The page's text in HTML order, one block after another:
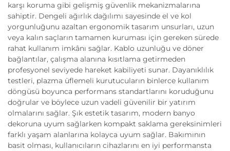
karşı koruma gibi gelişmiş güvenlik mekanizmalarına
sahiptir. Dengeli ağırlık dağılımı sayesinde el ve kol
yorgunluğunu azaltan ergonomik tasarım unsurları, uzun
veya kalın saçların tamamen kuruması için gereken sürede
rahat kullanım imkânı sağlar. Kablo uzunluğu ve döner
bağlantılar, çalışma alanına kısıtlama getirmeden
profesyonel seviyede hareket kabiliyeti sunar. Dayanıklılık
testleri, plazma üflemeli kurutucuların binlerce kullanım
döngüsü boyunca performans standartlarını koruduğunu
doğrular ve böylece uzun vadeli güvenilir bir yatırım
olmalarını sağlar. Şık estetik tasarım, modern banyo
dekoruna uyum sağlarken kompakt saklama gereksinimleri
farklı yaşam alanlarına kolayca uyum sağlar. Bakımının
basit olması, kullanıcıların cihazlarını en iyi performansta